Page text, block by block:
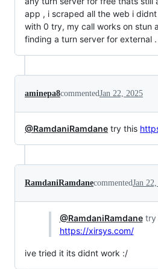
app , i scraped all the web i
with 0 try, my call works on stun
finding a turn server for external
aminepa8commentedJan 22, 2025
@RamdaniRamdane try this
RamdaniRamdanecommentedJan
@RamdaniRamdanetry
https://xirsys.com/
ive tried it its didnt work :/